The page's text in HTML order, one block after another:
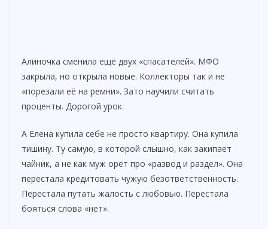
Алиночка сменила ещё двух «спасателей». МФО
закрыла, но открыла новые. Коллекторы так и не
«порезали её на ремни». Зато научили считать
проценты. Дорогой урок.
А Елена купила себе не просто квартиру. Она купила
тишину. Ту самую, в которой слышно, как закипает
чайник, а не как муж орёт про «развод и раздел». Она
перестала кредитовать чужую безответственность.
Перестала путать жалость с любовью. Перестала
бояться слова «нет».